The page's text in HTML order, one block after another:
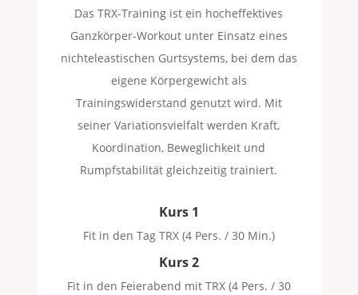
Das TRX-Training ist ein hocheffektives
Ganzkörper-Workout unter Einsatz eines
nichteleastischen Gurtsystems, bei dem das
eigene Körpergewicht als
Trainingswiderstand genutzt wird. Mit
seiner Variationsvielfalt werden Kraft,
Koordination, Beweglichkeit und
Rumpfstabilität gleichzeitig trainiert.
Kurs 1
Fit in den Tag TRX (4 Pers. / 30 Min.)
Kurs 2
Fit in den Feierabend mit TRX (4 Pers. / 30